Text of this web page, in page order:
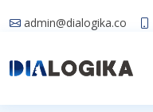
admin@dialogika.co